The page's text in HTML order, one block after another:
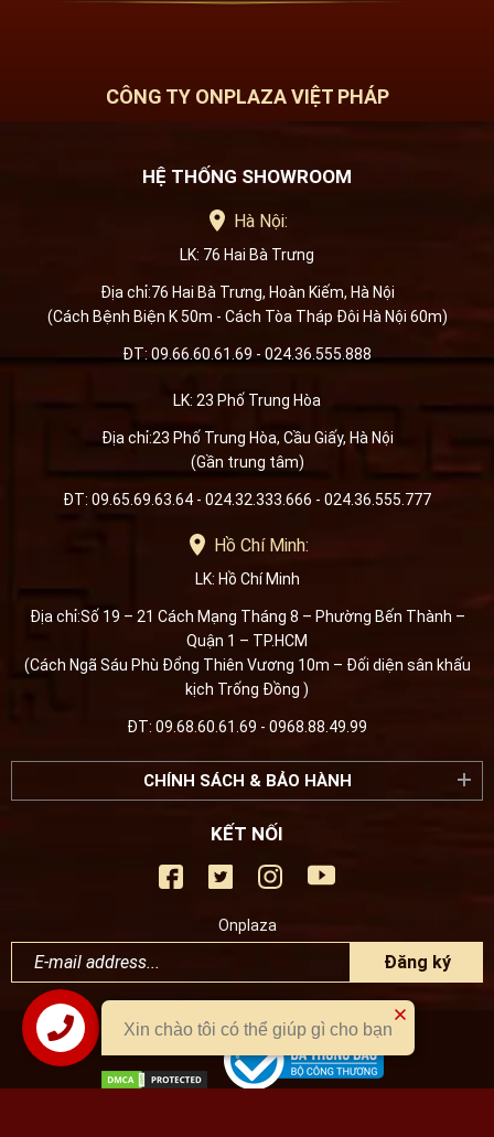
CÔNG TY ONPLAZA VIỆT PHÁP
HỆ THỐNG SHOWROOM
Hà Nội:
LK: 76 Hai Bà Trưng
Địa chỉ:76 Hai Bà Trưng, Hoàn Kiếm, Hà Nội
(Cách Bệnh Biện K 50m - Cách Tòa Tháp Đôi Hà Nội 60m)
ĐT: 09.66.60.61.69 - 024.36.555.888
LK: 23 Phố Trung Hòa
Địa chỉ:23 Phố Trung Hòa, Cầu Giấy, Hà Nội
(Gần trung tâm)
ĐT: 09.65.69.63.64 - 024.32.333.666 - 024.36.555.777
Hồ Chí Minh:
LK: Hồ Chí Minh
Địa chỉ:Số 19 – 21 Cách Mạng Tháng 8 – Phường Bến Thành –
Quận 1 – TP.HCM
(Cách Ngã Sáu Phù Đổng Thiên Vương 10m – Đối diện sân khấu
kịch Trống Đồng )
ĐT: 09.68.60.61.69 - 0968.88.49.99
CHÍNH SÁCH & BẢO HÀNH
KẾT NỐI
Onplaza
Đăng ký
Liên hệ
Xin chào tôi có thể giúp gì cho bạn